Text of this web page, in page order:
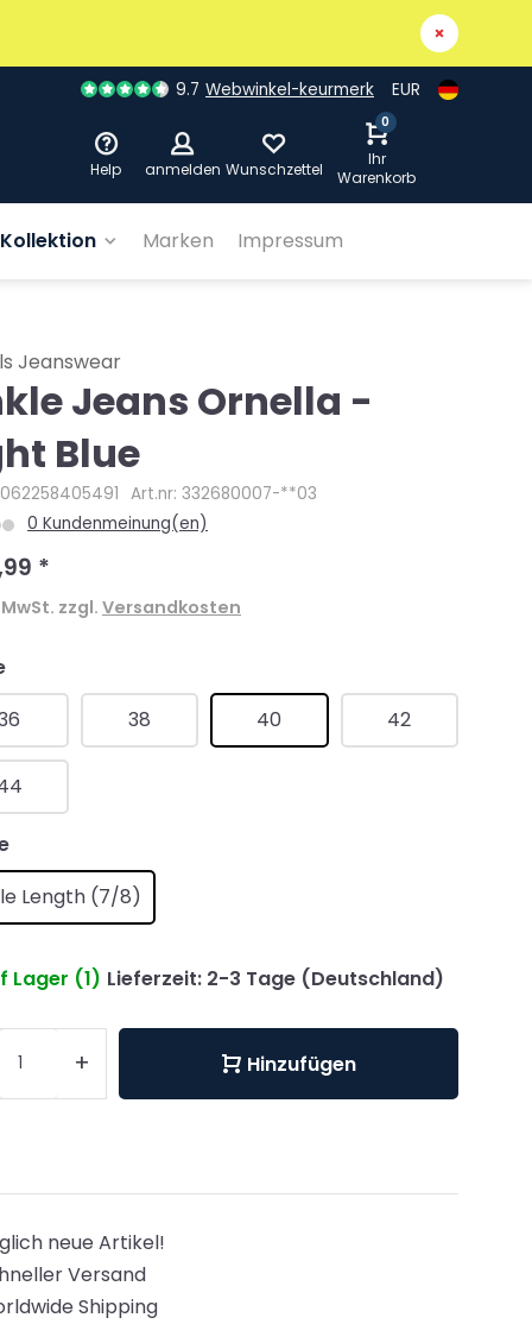
9.7 Webwinkel-keurmerk EUR
Help anmelden Wunschzettel
0
Ihr
Warenkorb
Marken Impressum
Jeanswear
Jeans Ornella -
Blue
Art.nr: 332680007-**03
0 Kundenmeinung(en)
*
zzgl. Versandkosten
38 40 42
Length (7/8)
Lager (1) Lieferzeit: 2-3 Tage (Deutschland)
+ Hinzufügen
neue Artikel!
Versand
Shipping